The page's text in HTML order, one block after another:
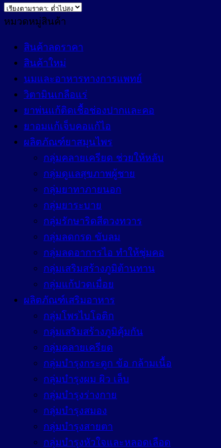
หมวดหมู่สินค้า
สินค้าลดราคา
สินค้าใหม่
นมและอาหารทางการแพทย์
วิตามินเกลือแร่
ยาพ่นแก้ติดเชื้อช่องปากและคอ
ยาอมแก้เจ็บคอแก้ไอ
ผลิตภัณฑ์ยาสมุนไพร
กลุ่มคลายเครียด ช่วยให้หลับ
กลุ่มดูแลสุขภาพผู้ชาย
กลุ่มยาทาภายนอก
กลุ่มยาระบาย
กลุ่มรักษาริดสีดวงทวาร
กลุ่มลดกรด ขับลม
กลุ่มลดอาการไอ ทำให้ชุ่มคอ
กลุ่มเสริมสร้างภูมิต้านทาน
กลุ่มแก้ปวดเมื่อย
ผลิตภัณฑ์เสริมอาหาร
กลุ่มโพรไบโอติก
กลุ่มเสริมสร้างภูมิคุ้มกัน
กลุ่มคลายเครียด
กลุ่มบำรุงกระดูก ข้อ กล้ามเนื้อ
กลุ่มบำรุงผม ผิว เล็บ
กลุ่มบำรุงร่างกาย
กลุ่มบำรุงสมอง
กลุ่มบำรุงสายตา
กลุ่มบำรุงหัวใจและหลอดเลือด